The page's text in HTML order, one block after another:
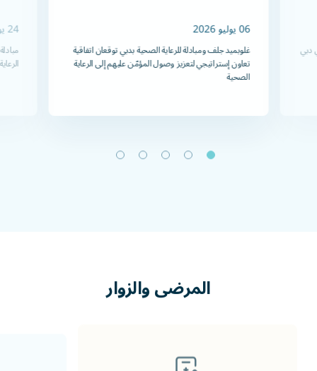
06 يوليو 2026
غلوبميد جلف ومبادلة للرعاية الصحية بدبي توقعان اتفاقية
تعاون إستراتيجي لتعزيز وصول المؤمّن عليهم إلى الرعاية
الصحية
24 يونيو 2025
المرضىوالزوار